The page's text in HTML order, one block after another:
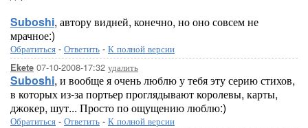
Suboshi, автору видней, конечно, но оно совсем не
мрачное:)
Обратиться - Ответить - К полной версии
Ekete 07-10-2008-17:32 удалить
Suboshi, и вообще я очень люблю у тебя эту серию стихов,
в которых из-за портьер проглядывают королевы, карты,
джокер, шут... Просто по ощущению люблю:)
Обратиться - Ответить - К полной версии